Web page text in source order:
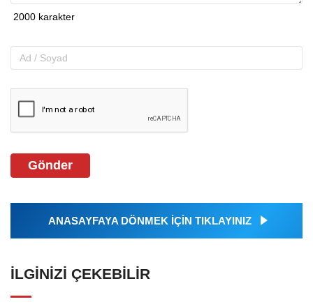
Gönder
ANASAYFAYA DÖNMEK İÇİN TIKLAYINIZ
İLGINIZI ÇEKEBILIR